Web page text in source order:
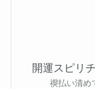
開運スピリ
禊払い清め